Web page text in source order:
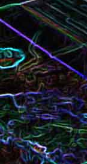
madame aux
et au gingembre